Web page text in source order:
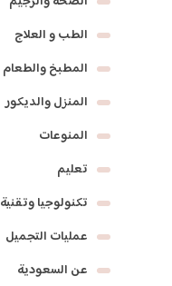
الطب و العلاج
المطبخ والطعام
المنزل والديكور
المنوعات
تعليم
تكنولوجيا وتقنية
عمليات التجميل
عن السعودية